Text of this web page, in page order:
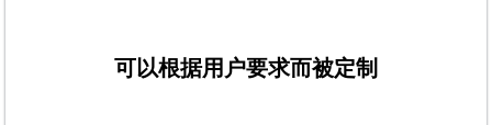
可以根据用户要求而被定制